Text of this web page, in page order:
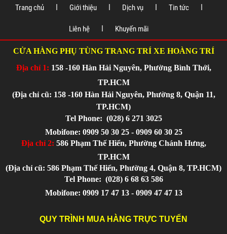
Trang chủ Giới thiệu Dịch vụ Tin tức
Liên hệ Khuyến mãi
CỬA HÀNG PHỤ TÙNG TRANG TRÍ XE HOÀNG TRÍ
Địa chỉ 1: 158 -160 Hàn Hải Nguyên, Phường Bình Thới,
TP.HCM
(Địa chỉ cũ: 158 -160 Hàn Hải Nguyên, Phường 8, Quận 11,
TP.HCM)
Tel Phone: (028) 6 271 3025
Mobifone: 0909 50 30 25 - 0909 60 30 25
Địa chỉ 2: 586 Phạm Thế Hiển, Phường Chánh Hưng,
TP.HCM
(Địa chỉ cũ: 586 Phạm Thế Hiển, Phường 4, Quận 8, TP.HCM)
Tel Phone: (028) 6 68 63 586
Mobifone: 0909 17 47 13 - 0909 47 47 13
QUY TRÌNH MUA HÀNG TRỰC TUYẾN